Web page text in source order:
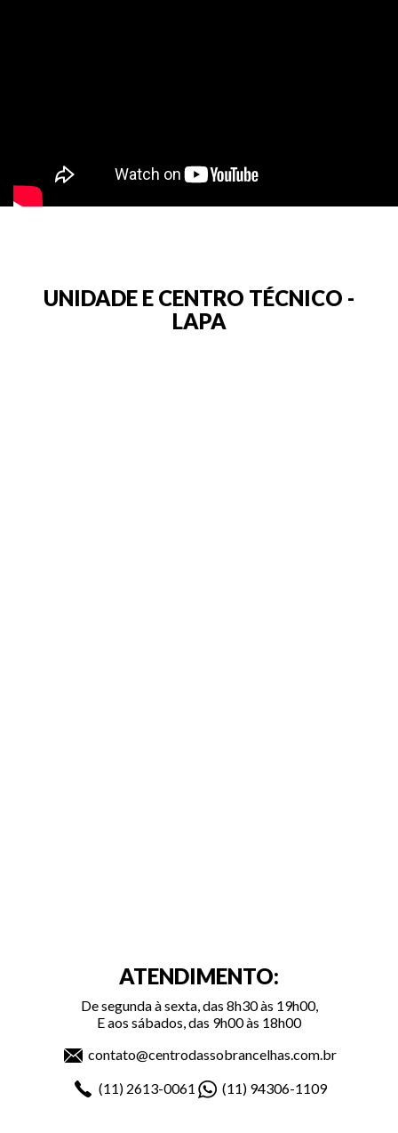
UNIDADE E CENTRO TÉCNICO -
LAPA
ATENDIMENTO:
De segunda à sexta, das 8h30 às 19h00,
E aos sábados, das 9h00 às 18h00
contato@centrodassobrancelhas.com.br
(11) 2613-0061 (11) 94306-1109